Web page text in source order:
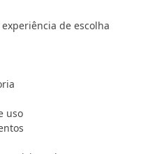
de escolha
uso